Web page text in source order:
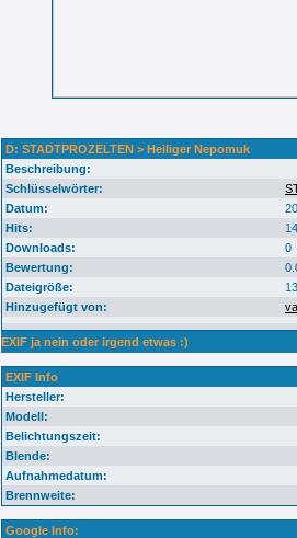
D: STADTPROZELTEN > Heiliger Nepomuk
Beschreibung:
Schlüsselwörter:
Datum:
Hits:
Downloads:
0
Bewertung:
Dateigröße:
Hinzugefügt von:
EXIF ja nein oder irgend etwas :)
EXIF Info
Hersteller:
Modell:
Belichtungszeit:
Blende:
Aufnahmedatum:
Brennweite:
Google Info: